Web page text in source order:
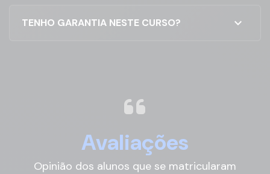
TENHO GARANTIA NESTE CURSO? expand_more
Avaliações
Opinião dos alunos que se matricularam